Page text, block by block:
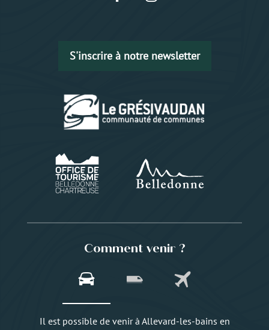
S'inscrire à notre newsletter
Comment venir ?
Il est possible de venir à Allevard-les-bains en